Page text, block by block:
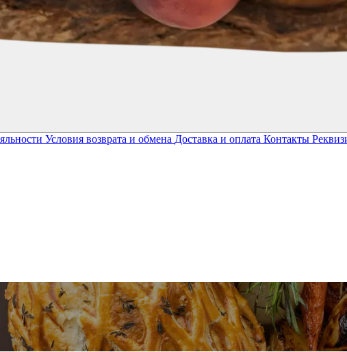
Условия возврата и обмена Доставка и оплата Контакты